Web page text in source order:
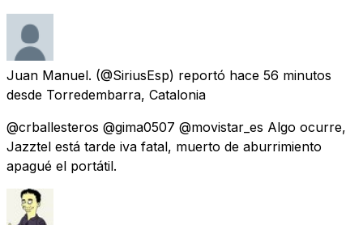
Juan Manuel. (@SiriusEsp) reportó hace 56 minutos
desde Torredembarra, Catalonia
@crballesteros @gima0507 @movistar_es Algo ocurre,
Jazztel está tarde iva fatal, muerto de aburrimiento
apagué el portátil.